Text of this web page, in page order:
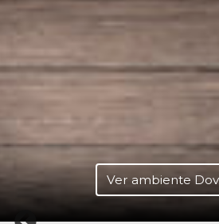
Ver ambiente